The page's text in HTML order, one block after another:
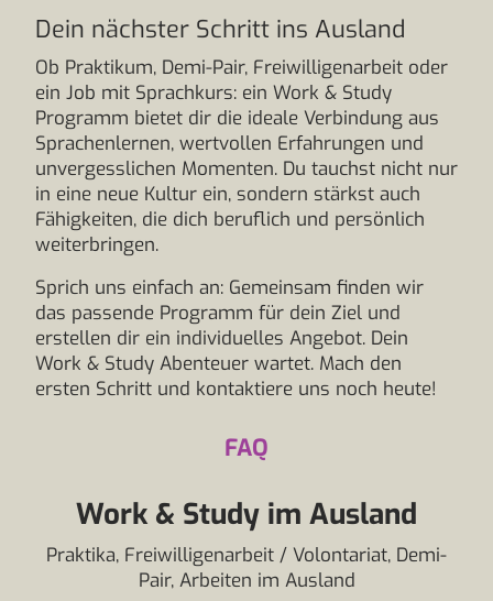
Dein nächster Schritt ins Ausland
Ob Praktikum, Demi-Pair, Freiwilligenarbeit oder
ein Job mit Sprachkurs: ein Work & Study
Programm bietet dir die ideale Verbindung aus
Sprachenlernen, wertvollen Erfahrungen und
unvergesslichen Momenten. Du tauchst nicht nur
in eine neue Kultur ein, sondern stärkst auch
Fähigkeiten, die dich beruflich und persönlich
weiterbringen.
Sprich uns einfach an: Gemeinsam finden wir
das passende Programm für dein Ziel und
erstellen dir ein individuelles Angebot. Dein
Work & Study Abenteuer wartet. Mach den
ersten Schritt und kontaktiere uns noch heute!
FAQ
Work & Study im Ausland
Praktika, Freiwilligenarbeit / Volontariat, Demi-
Pair, Arbeiten im Ausland